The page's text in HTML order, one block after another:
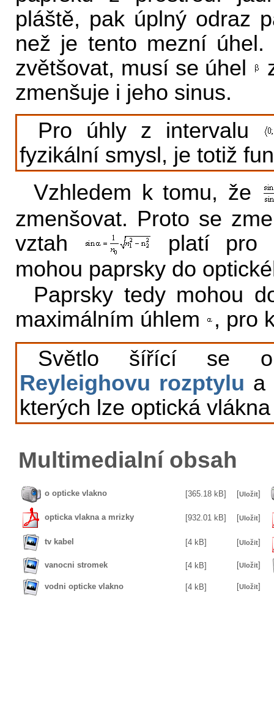
pláště, pak úplný odraz
než je tento mezní
zvětšovat, musí se úhel
zmenšuje i jeho sinus.
Pro úhly z intervalu
fyzikální smysl, je totiž
Vzhledem k tomu, že
zmenšovat. Proto se
vztah
platí pro
mohou paprsky do
Paprsky tedy mohou
maximálním úhlem
, pro
Světlo šířící se
Reyleighovu rozptylu a
kterých lze optická
Multimedialní obsah
o opticke vlakno [365.18 kB] [Uložit]
opticka vlakna a mrizky [932.01 kB] [Uložit]
tv kabel [4 kB] [Uložit]
vanocni stromek [4 kB] [Uložit]
vodni opticke vlakno [4 kB] [Uložit]